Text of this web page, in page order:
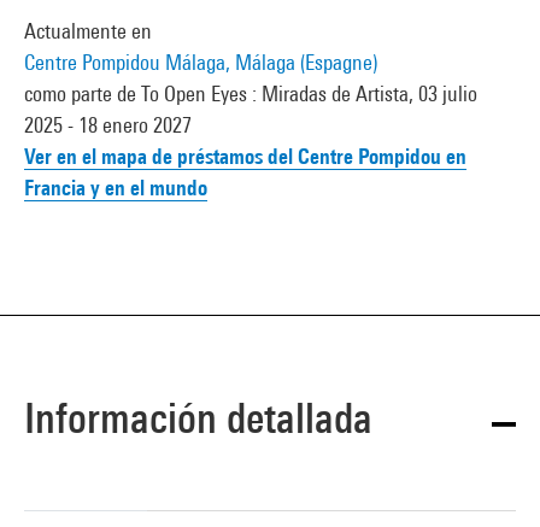
Actualmente en
Centre Pompidou Málaga, Málaga (Espagne)
como parte de To Open Eyes : Miradas de Artista, 03 julio
2025 - 18 enero 2027
Ver en el mapa de préstamos del Centre Pompidou en
Francia y en el mundo
Información detallada